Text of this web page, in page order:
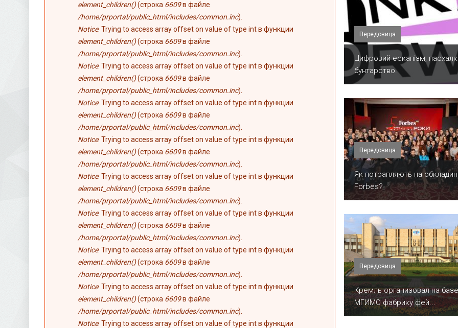
element_children()(строка 6609в файле
/home/prportal/public_html/includes/common.inc).
Notice: Trying to access array offset on value of type int в функции
element_children()(строка 6609в файле
/home/prportal/public_html/includes/common.inc).
Notice: Trying to access array offset on value of type int в функции
element_children()(строка 6609в файле
/home/prportal/public_html/includes/common.inc).
Notice: Trying to access array offset on value of type int в функции
element_children()(строка 6609в файле
/home/prportal/public_html/includes/common.inc).
Notice: Trying to access array offset on value of type int в функции
element_children()(строка 6609в файле
/home/prportal/public_html/includes/common.inc).
Notice: Trying to access array offset on value of type int в функции
element_children()(строка 6609в файле
/home/prportal/public_html/includes/common.inc).
Notice: Trying to access array offset on value of type int в функции
element_children()(строка 6609в файле
/home/prportal/public_html/includes/common.inc).
Notice: Trying to access array offset on value of type int в функции
element_children()(строка 6609в файле
/home/prportal/public_html/includes/common.inc).
Notice: Trying to access array offset on value of type int в функции
element_children()(строка 6609в файле
/home/prportal/public_html/includes/common.inc).
Notice: Trying to access array offset on value of type int в функции
Передовица
​Цифровий ескапізм,
бунтарство.
Передовица
​Як потрапляють на
Forbes?
Передовица
Кремль организовал на базе
МГИМО фабрику фей...